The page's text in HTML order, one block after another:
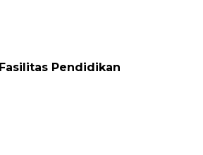
Fasilitas Pendidikan